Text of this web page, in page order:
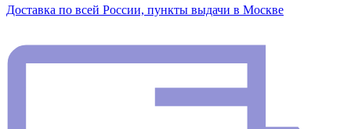
Доставка по всей России, пункты выдачи в Москве